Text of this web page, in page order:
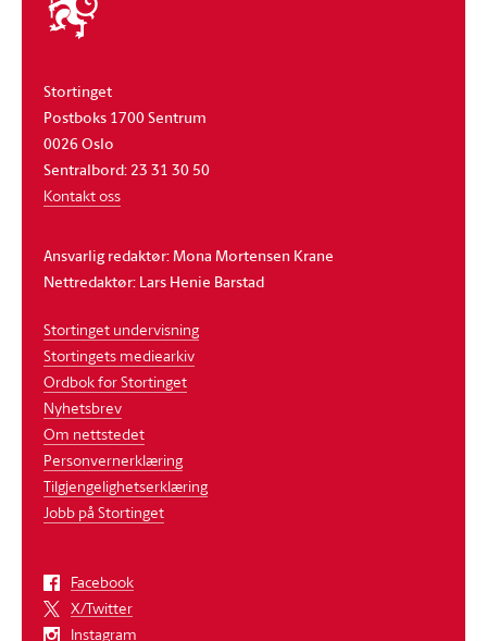
stortinget
Stortinget
Postboks 1700 Sentrum
0026 Oslo
Sentralbord: 23 31 30 50
Kontakt oss
Ansvarlig redaktør: Mona Mortensen Krane
Nettredaktør: Lars Henie Barstad
Stortinget undervisning
Stortingets mediearkiv
Ordbok for Stortinget
Nyhetsbrev
Om nettstedet
Personvernerklæring
Tilgjengelighetserklæring
Jobb på Stortinget
Facebook
X/Twitter
Instagram